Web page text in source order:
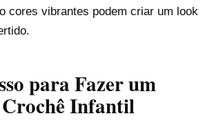
cores vibrantes podem criar um look
para Fazer um
Infantil